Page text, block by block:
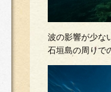
波の影響が少な
石垣島の周りで